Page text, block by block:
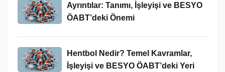
Ayrıntılar: Tanımı, İşleyişi ve BESYO
ÖABT’deki Önemi
Hentbol Nedir? Temel Kavramlar,
İşleyişi ve BESYO ÖABT’deki Yeri